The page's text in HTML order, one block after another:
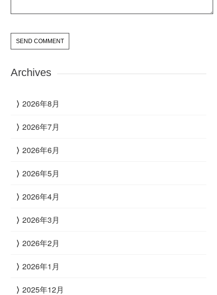
Archives
2026年8月
2026年7月
2026年6月
2026年5月
2026年4月
2026年3月
2026年2月
2026年1月
2025年12月